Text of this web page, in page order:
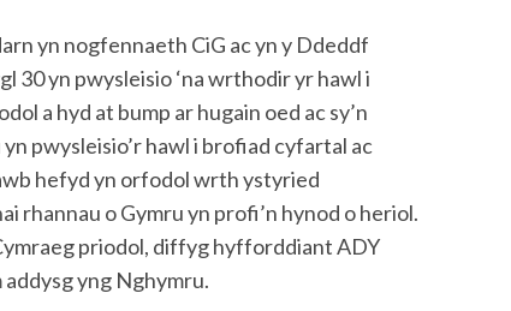
yn nogfennaeth CiG ac yn y Ddeddf
30 yn pwysleisio ‘na wrthodir yr hawl i
a hyd at bump ar hugain oed ac sy’n
pwysleisio’r hawl i brofiad cyfartal ac
hefyd yn orfodol wrth ystyried
rhannau o Gymru yn profi’n hynod o heriol.
priodol, diffyg hyfforddiant ADY
yng Nghymru.